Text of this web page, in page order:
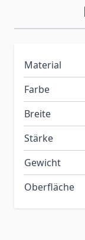
Material
Farbe
Breite
Stärke
Gewicht
Oberfläche